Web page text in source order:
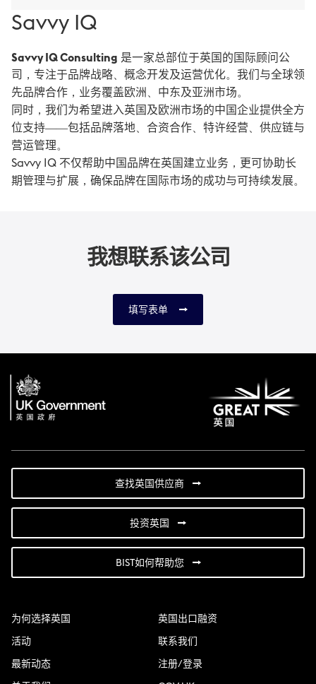
Savvy IQ
Savvy IQ Consulting 是一家总部位于英国的国际顾问公
司，专注于品牌战略、概念开发及运营优化。我们与全球领
先品牌合作，业务覆盖欧洲、中东及亚洲市场。
同时，我们为希望进入英国及欧洲市场的中国企业提供全方
位支持——包括品牌落地、合资合作、特许经营、供应链与
营运管理。
Savvy IQ 不仅帮助中国品牌在英国建立业务，更可协助长
期管理与扩展，确保品牌在国际市场的成功与可持续发展。
我想联系该公司
填写表单
查找英国供应商
投资英国
BIST如何帮助您
为何选择英国
活动
最新动态
英国出口融资
联系我们
注册/登录